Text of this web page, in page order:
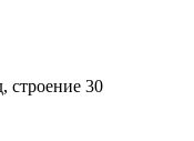
строение 30